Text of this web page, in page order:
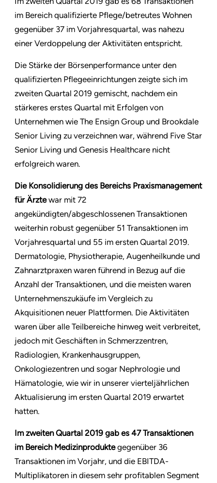
im Bereich qualifizierte Pflege/betreutes Wohnen
gegenüber 37 im Vorjahresquartal, was nahezu
einer Verdoppelung der Aktivitäten entspricht.
Die Stärke der Börsenperformance unter den
qualifizierten Pflegeeinrichtungen zeigte sich im
zweiten Quartal 2019 gemischt, nachdem ein
stärkeres erstes Quartal mit Erfolgen von
Unternehmen wie The Ensign Group und Brookdale
Senior Living zu verzeichnen war, während Five Star
Senior Living und Genesis Healthcare nicht
erfolgreich waren.
Die Konsolidierung des Bereichs Praxismanagement
für Ärztewar mit 72
angekündigten/abgeschlossenen Transaktionen
weiterhin robust gegenüber 51 Transaktionen im
Vorjahresquartal und 55 im ersten Quartal 2019.
Dermatologie, Physiotherapie, Augenheilkunde und
Zahnarztpraxen waren führend in Bezug auf die
Anzahl der Transaktionen, und die meisten waren
Unternehmenszukäufe im Vergleich zu
Akquisitionen neuer Plattformen. Die Aktivitäten
waren über alle Teilbereiche hinweg weit verbreitet,
jedoch mit Geschäften in Schmerzzentren,
Radiologien, Krankenhausgruppen,
Onkologiezentren und sogar Nephrologie und
Hämatologie, wie wir in unserer vierteljährlichen
Aktualisierung im ersten Quartal 2019 erwartet
hatten.
Im zweiten Quartal 2019 gab es 47 Transaktionen
im Bereich Medizinproduktegegenüber 36
Transaktionen im Vorjahr, und die EBITDA-
Multiplikatoren in diesem sehr profitablen Segment